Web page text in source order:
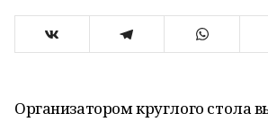
Организатором круглого стола